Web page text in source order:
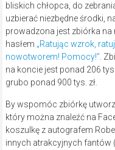
bliskich chłopca, do
uzbierać niezbędne środki,
prowadzona jest zbiórka na
hasłem „Ratując wzrok,
nowotworem! Pomocy!” .
na koncie jest ponad 206
grubo ponad 900 tys. zł.
By wspomóc zbiórkę
który można znaleźć na
koszulkę z autografem
innych atrakcyjnych fantów